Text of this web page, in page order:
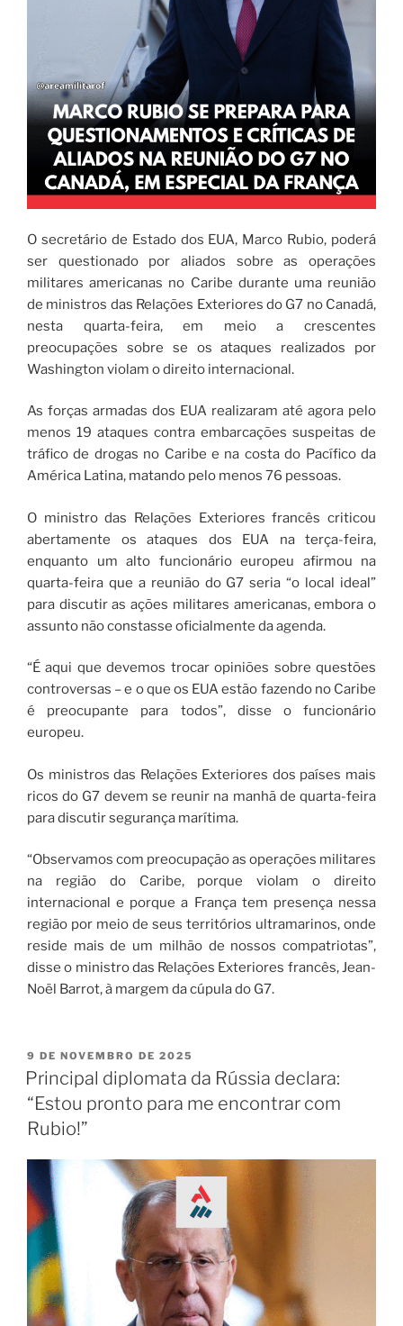
O secretário de Estado dos EUA, Marco Rubio, poderá
ser questionado por aliados sobre as operações
militares americanas no Caribe durante uma reunião
de ministros das Relações Exteriores do G7 no Canadá,
nesta quarta-feira, em meio a crescentes
preocupações sobre se os ataques realizados por
Washington violam o direito internacional.
As forças armadas dos EUA realizaram até agora pelo
menos 19 ataques contra embarcações suspeitas de
tráfico de drogas no Caribe e na costa do Pacífico da
América Latina, matando pelo menos 76 pessoas.
O ministro das Relações Exteriores francês criticou
abertamente os ataques dos EUA na terça-feira,
enquanto um alto funcionário europeu afirmou na
quarta-feira que a reunião do G7 seria “o local ideal”
para discutir as ações militares americanas, embora o
assunto não constasse oficialmente da agenda.
“É aqui que devemos trocar opiniões sobre questões
controversas – e o que os EUA estão fazendo no Caribe
é preocupante para todos”, disse o funcionário
europeu.
Os ministros das Relações Exteriores dos países mais
ricos do G7 devem se reunir na manhã de quarta-feira
para discutir segurança marítima.
“Observamos com preocupação as operações militares
na região do Caribe, porque violam o direito
internacional e porque a França tem presença nessa
região por meio de seus territórios ultramarinos, onde
reside mais de um milhão de nossos compatriotas”,
disse o ministro das Relações Exteriores francês, Jean-
Noël Barrot, à margem da cúpula do G7.
9 DE NOVEMBRO DE 2025
Principal diplomata da Rússia declara:
“Estou pronto para me encontrar com
Rubio!”